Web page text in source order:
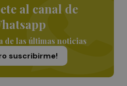
al canal de
de las últimas noticias
suscribirme!